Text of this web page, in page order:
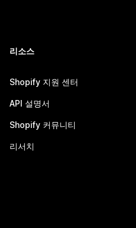
리소스
Shopify 지원 센터
API 설명서
Shopify 커뮤니티
리서치